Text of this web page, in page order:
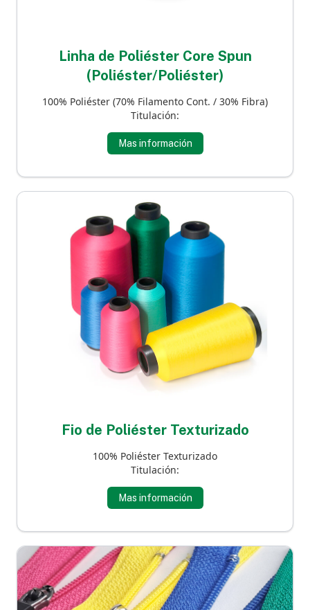
Linha de Poliéster Core Spun
(Poliéster/Poliéster)
100% Poliéster (70% Filamento Cont. / 30% Fibra)
Titulación:
Mas información
Fio de Poliéster Texturizado
100% Poliéster Texturizado
Titulación:
Mas información